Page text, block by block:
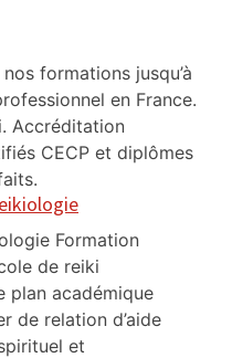
formations jusqu’à
en France.
Accréditation
CECP et diplômes
Formation
de reiki
plan académique
de relation d’aide
et